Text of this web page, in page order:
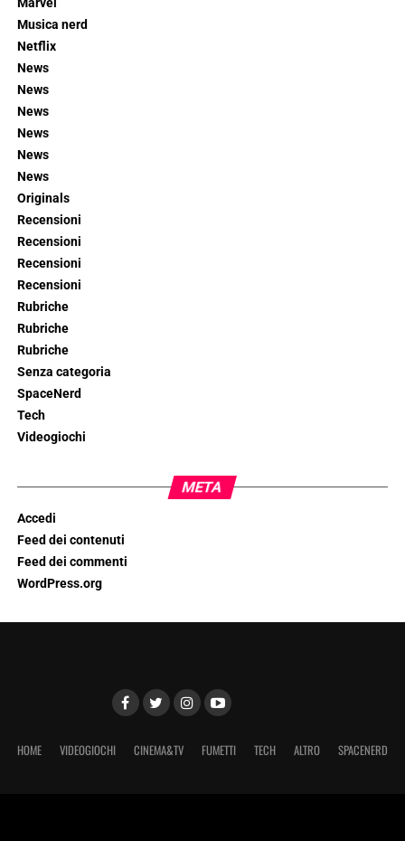
Marvel
Musica nerd
Netflix
News
News
News
News
News
News
Originals
Recensioni
Recensioni
Recensioni
Recensioni
Rubriche
Rubriche
Rubriche
Senza categoria
SpaceNerd
Tech
Videogiochi
META
Accedi
Feed dei contenuti
Feed dei commenti
WordPress.org
HOME VIDEOGIOCHI CINEMA&TV FUMETTI TECH ALTRO SPACENERD